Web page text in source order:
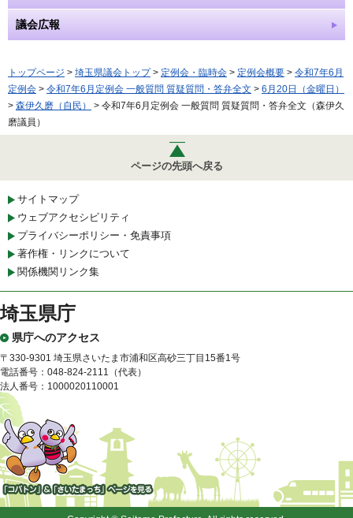
議会広報
トップページ > 埼玉県議会トップ> 定例会・臨時会 > 定例会概要 > 令和7年6月
定例会 > 令和7年6月定例会 一般質問 質疑質問・答弁全文 > 6月20日（金曜日）
> 森伊久磨（自民）
> 令和7年6月定例会 一般質問 質疑質問・答弁全文（森伊久
磨議員）
ページの先頭へ戻る
サイトマップ
ウェブアクセシビリティ
プライバシーポリシー・免責事項
著作権・リンクについて
関係機関リンク集
埼玉県庁
県庁へのアクセス
〒330-9301 埼玉県さいたま市浦和区高砂三丁目15番1号
電話番号：048-824-2111（代表）
法人番号：1000020110001
「コバトン」&「さいたまっ